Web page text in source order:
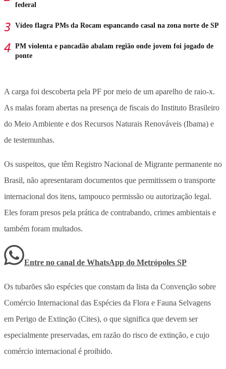
federal
Vídeo flagra PMs da Rocam espancando casal na zona norte de SP
PM violenta e pancadão abalam região onde jovem foi jogado de
ponte
A carga foi descoberta pela PF por meio de um aparelho de raio-x.
As malas foram abertas na presença de fiscais do Instituto Brasileiro
do Meio Ambiente e dos Recursos Naturais Renováveis (Ibama) e
de testemunhas.
Os suspeitos, que têm Registro Nacional de Migrante permanente no
Brasil, não apresentaram documentos que permitissem o transporte
internacional dos itens, tampouco permissão ou autorização legal.
Eles foram presos pela prática de contrabando, crimes ambientais e
também foram multados.
Entre no canal de WhatsApp do Metrópoles SP
Os tubarões são espécies que constam da lista da Convenção sobre
Comércio Internacional das Espécies da Flora e Fauna Selvagens
em Perigo de Extinção (Cites), o que significa que devem ser
especialmente preservadas, em razão do risco de extinção, e cujo
comércio internacional é proibido.